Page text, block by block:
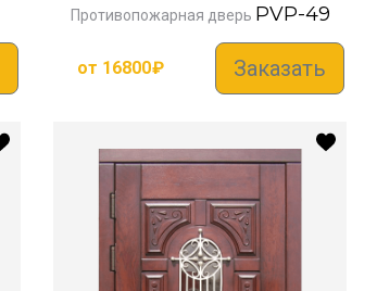
Противопожарная дверь PVP-49
от 16800₽ Заказать